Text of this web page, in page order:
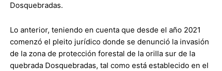
Dosquebradas.
Lo anterior, teniendo en cuenta que desde el año 2021
comenzó el pleito jurídico donde se denunció la invasión
de la zona de protección forestal de la orilla sur de la
quebrada Dosquebradas, tal como está establecido en el